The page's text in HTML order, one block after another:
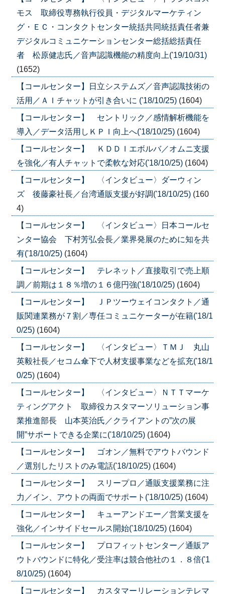
モス 取締役専務執行役員・デジタルマーケティン
グ・ＥＣ・コンタクトセンター統括共同統括責任者兼
デジタルコミュニケーションセンター総括総括責任
者 松原健志氏／音声認識機能の精度向上('19/10/31)
(1652)
【コールセンター】日立システムズ／音声認識技術の
活用／ＡＩチャットが引き合いに ('18/10/25) (1604)
【コールセンター】 セントリック／感情解析機能を
導入／データ活用しＫＰＩ向上へ('18/10/25) (1604)
【コールセンター】 ＫＤＤＩエボルバ／オムニ支援
を強化／有人チャットで柔軟な対応('18/10/25) (1604)
【コールセンター】 〈インタビュー〉ダーウィン
ズ 後藤豪社長／台湾通販支援が好調('18/10/25) (160
4)
【コールセンター】 〈インタビュー〉日本コールセ
ンター協会 下村芳弘会長／業界発展のために知を共
有('18/10/25) (1604)
【コールセンター】 テレネット／直接取引で売上順
調／前期は１８％増の１６億円強('18/10/25) (1604)
【コールセンター】 ＪＰツーウェイコンタクト／通
販関連業務が７割／専任コミュニケーターが在籍('18/1
0/25) (1604)
【コールセンター】 〈インタビュー〉ＴＭＪ 丸山
英毅社長／セコム傘下で人材支援事業などを拡充('18/1
0/25) (1604)
【コールセンター】 〈インタビュー〉ＮＴＴマーケ
ティングアクト 取締役カスタマーソリューション事
業推進部長 山本英治氏／クライアントの”次の展
開”サポートできる企業に('18/10/25) (1604)
【コールセンター】 ゴオン／無料でアウトバウンド
／選別したリストのみ電話('18/10/25) (1604)
【コールセンター】 スリープロ／通販支援業務に注
力／イン、アウトの両面でサポート('18/10/25) (1604)
【コールセンター】 キューアンドエー／営業支援を
強化／インサイドセールス開始('18/10/25) (1604)
【コールセンター】 プロフィットセンター／通販ア
ウトバウンドに特化／受注率は競合他社の１．８倍('1
8/10/25) (1604)
【コールセンター】 カスタマーリレーションテレマ